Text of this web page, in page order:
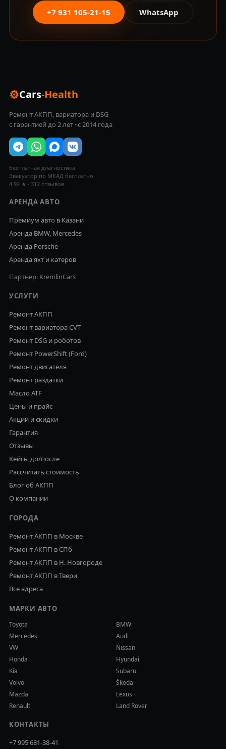
+7 931 105-21-15 WhatsApp
⚙Cars-Health
Ремонт АКПП, вариатора и DSG
с гарантией до 2 лет · с 2014 года
Бесплатная диагностика
Эвакуатор по МКАД бесплатно
4.92 ★ · 312 отзывов
АРЕНДА АВТО
Премиум авто в Казани
Аренда BMW, Mercedes
Аренда Porsche
Аренда яхт и катеров
Партнёр: KremlinCars
УСЛУГИ
Ремонт АКПП
Ремонт вариатора CVT
Ремонт DSG и роботов
Ремонт PowerShift (Ford)
Ремонт двигателя
Ремонт раздатки
Масло ATF
Цены и прайс
Акции и скидки
Гарантия
Отзывы
Кейсы до/после
Рассчитать стоимость
Блог об АКПП
О компании
ГОРОДА
Ремонт АКПП в Москве
Ремонт АКПП в СПб
Ремонт АКПП в Н. Новгороде
Ремонт АКПП в Твери
Все адреса
МАРКИ АВТО
Toyota
BMW
Mercedes
Audi
VW
Nissan
Honda
Hyundai
Kia
Subaru
Volvo
Škoda
Mazda
Lexus
Renault
Land Rover
КОНТАКТЫ
+7 995 681-38-41